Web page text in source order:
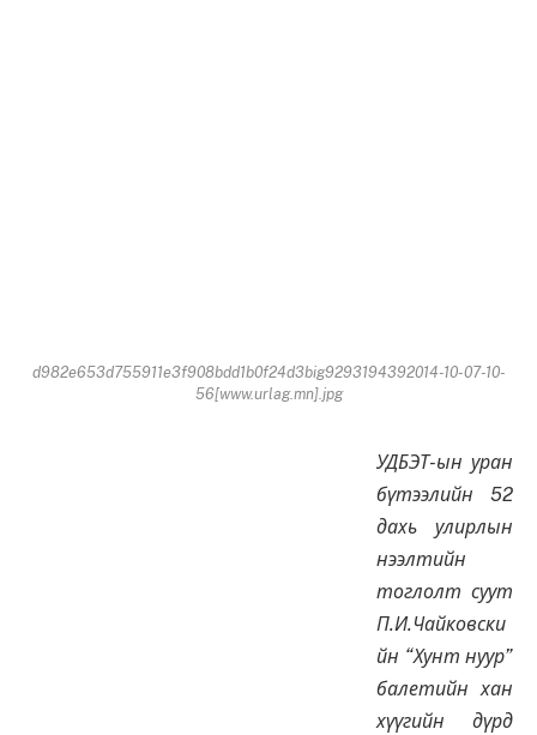
d982e653d755911e3f908bdd1b0f24d3big9293194392014-10-07-10-
56[www.urlag.mn].jpg
УДБЭТ-ын уран
бүтээлийн 52
дахь улирлын
нээлтийн
тоглолт суут
П.И.Чайковски
йн “Хунт нуур”
балетийн хан
хүүгийн дүрд